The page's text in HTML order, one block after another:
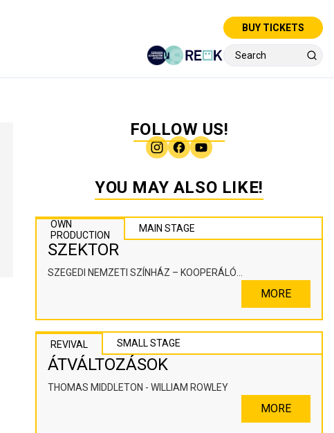
BUY TICKETS
FOLLOW US!
YOU MAY ALSO LIKE!
OWN
PRODUCTION
MAIN STAGE
SZEKTOR
SZEGEDI NEMZETI SZÍNHÁZ – KOOPERÁLÓ
MORE
REVIVAL SMALL STAGE
ÁTVÁLTOZÁSOK
THOMAS MIDDLETON - WILLIAM ROWLEY
MORE